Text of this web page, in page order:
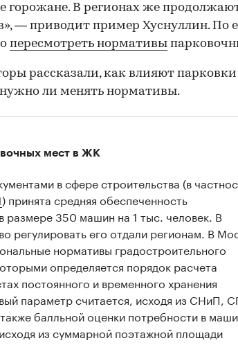
горожане. В регионах же
— приводит пример Хуснуллин. По
пересмотреть нормативы
рассказали, как влияют
ли менять нормативы.
мест в ЖК
в сфере строительства (в
) принята средняя обеспеченность
размере 350 машин на 1 тыс. человек. В
регулировать его отдали регионам. В
нормативы градостроительного
определяется порядок расчета
постоянного и временного хранения
параметр считается, исходя из СНиП,
балльной оценки потребности в
из суммарной поэтажной площади